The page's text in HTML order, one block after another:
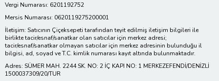
Vergi Numarası: 6201192752
Mersis Numarası: 0620119275200001
İletişim: Satıcının Çiçeksepeti tarafından teyit edilmiş iletişim bilgileri ile
birlikte tacir/esnaf/sanatkar olan satıcılar için merkez adresi;
tacir/esnaf/sanatkar olmayan satıcılar için merkez adresinin bulunduğu il
bilgisi, ad, soyad ve T.C. kimlik numarası kayıt altında bulunmaktadır.
Adres: SÜMER MAH. 2244 SK. NO: 2 İÇ KAPI NO: 1 MERKEZEFENDİ/DENİZLİ
1500037309/20/TUR